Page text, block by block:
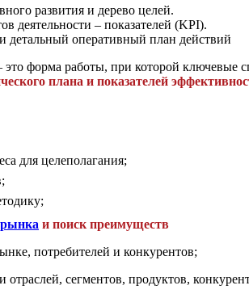
развития и дерево целей.
деятельности – показателей (KPI).
детальный оперативный план действий
это форма работы, при которой ключевые
плана и показателей
для целеполагания;
рынка и поиск преимуществ
потребителей и конкурентов;
отраслей, сегментов, продуктов,